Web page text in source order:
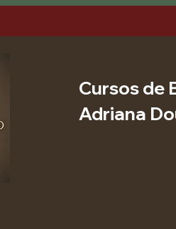
Cursos de
Adriana